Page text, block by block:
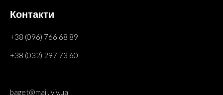
Контакти
+38 (096) 766 68 89
+38 (032) 297 73 60
baget@mail.lviv.ua